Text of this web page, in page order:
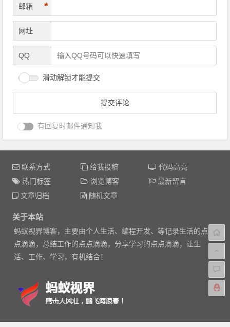
邮箱 *
网址
QQ
滑动解锁才能提交
有回复时邮件通知我
联系方式 给我投稿
代码高亮
热门标签
浏览博客
最新留言
文章归档
随机文章
关于本站
蚂蚁视界博客，主要由个人生活、编程开发、等记录生活的点
点滴滴，总结工作的点点滴滴，分享学习的点点滴滴，让生
活、工作、学习，有机结合！